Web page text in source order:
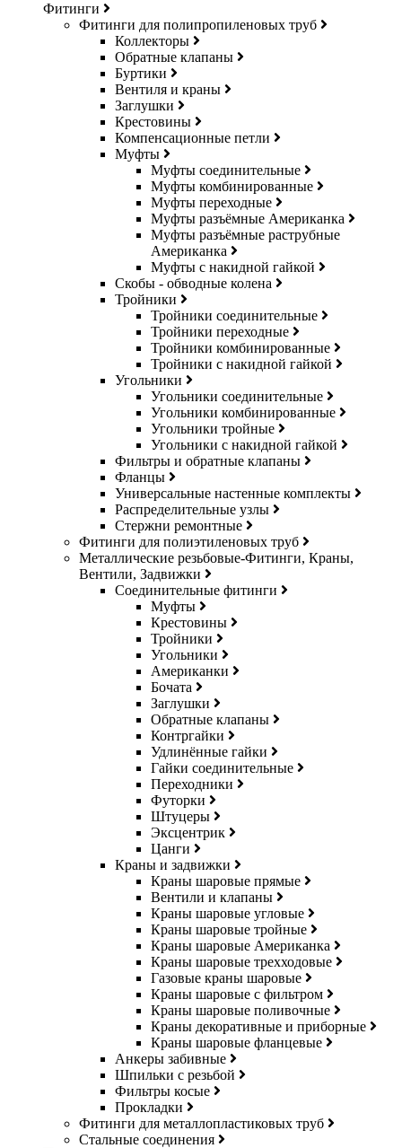
Фитинги
Фитинги для полипропиленовых труб
Коллекторы
Обратные клапаны
Буртики
Вентиля и краны
Заглушки
Крестовины
Компенсационные петли
Муфты
Муфты соединительные
Муфты комбинированные
Муфты переходные
Муфты разъёмные Американка
Муфты разъёмные раструбные
Американка
Муфты с накидной гайкой
Скобы - обводные колена
Тройники
Тройники соединительные
Тройники переходные
Тройники комбинированные
Тройники с накидной гайкой
Угольники
Угольники соединительные
Угольники комбинированные
Угольники тройные
Угольники с накидной гайкой
Фильтры и обратные клапаны
Фланцы
Универсальные настенные комплекты
Распределительные узлы
Стержни ремонтные
Фитинги для полиэтиленовых труб
Металлические резьбовые-Фитинги, Краны,
Вентили, Задвижки
Соединительные фитинги
Муфты
Крестовины
Тройники
Угольники
Американки
Бочата
Заглушки
Обратные клапаны
Контргайки
Удлинённые гайки
Гайки соединительные
Переходники
Футорки
Штуцеры
Эксцентрик
Цанги
Краны и задвижки
Краны шаровые прямые
Вентили и клапаны
Краны шаровые угловые
Краны шаровые тройные
Краны шаровые Американка
Краны шаровые трехходовые
Газовые краны шаровые
Краны шаровые с фильтром
Краны шаровые поливочные
Краны декоративные и приборные
Краны шаровые фланцевые
Анкеры забивные
Шпильки с резьбой
Фильтры косые
Прокладки
Фитинги для металлопластиковых труб
Стальные соединения